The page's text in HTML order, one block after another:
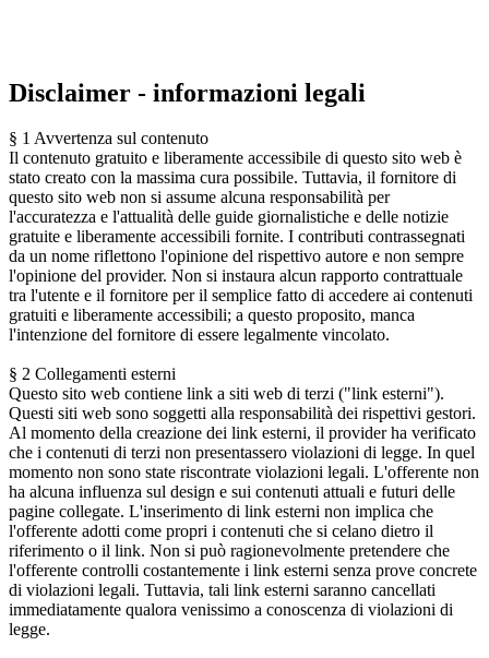
Disclaimer - informazioni legali
§ 1 Avvertenza sul contenuto
Il contenuto gratuito e liberamente accessibile di questo sito web è
stato creato con la massima cura possibile. Tuttavia, il fornitore di
questo sito web non si assume alcuna responsabilità per
l'accuratezza e l'attualità delle guide giornalistiche e delle notizie
gratuite e liberamente accessibili fornite. I contributi contrassegnati
da un nome riflettono l'opinione del rispettivo autore e non sempre
l'opinione del provider. Non si instaura alcun rapporto contrattuale
tra l'utente e il fornitore per il semplice fatto di accedere ai contenuti
gratuiti e liberamente accessibili; a questo proposito, manca
l'intenzione del fornitore di essere legalmente vincolato.
§ 2 Collegamenti esterni
Questo sito web contiene link a siti web di terzi ("link esterni").
Questi siti web sono soggetti alla responsabilità dei rispettivi gestori.
Al momento della creazione dei link esterni, il provider ha verificato
che i contenuti di terzi non presentassero violazioni di legge. In quel
momento non sono state riscontrate violazioni legali. L'offerente non
ha alcuna influenza sul design e sui contenuti attuali e futuri delle
pagine collegate. L'inserimento di link esterni non implica che
l'offerente adotti come propri i contenuti che si celano dietro il
riferimento o il link. Non si può ragionevolmente pretendere che
l'offerente controlli costantemente i link esterni senza prove concrete
di violazioni legali. Tuttavia, tali link esterni saranno cancellati
immediatamente qualora venissimo a conoscenza di violazioni di
legge.